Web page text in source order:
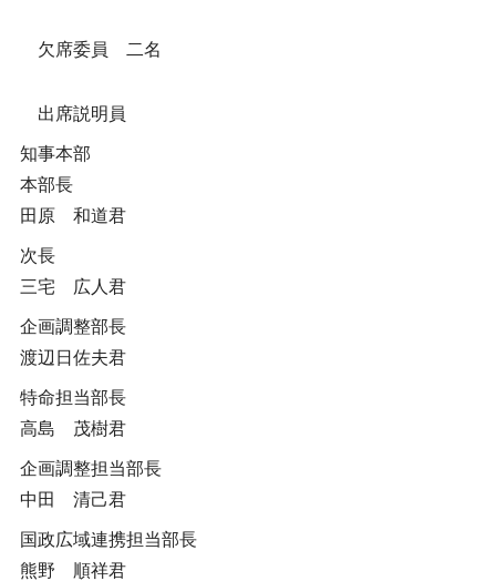
欠席委員 二名
出席説明員
知事本部
本部長
田原 和道君
次長
三宅 広人君
企画調整部長
渡辺日佐夫君
特命担当部長
高島 茂樹君
企画調整担当部長
中田 清己君
国政広域連携担当部長
熊野 順祥君